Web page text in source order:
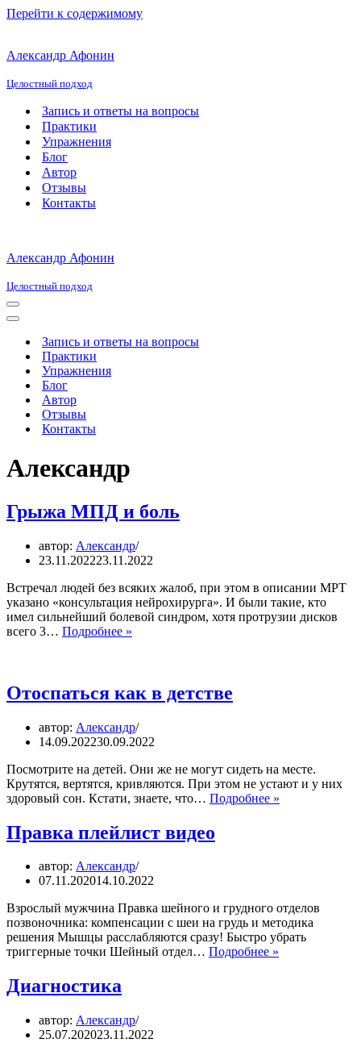
Перейти к содержимому
Александр Афонин
Целостный подход
Запись и ответы на вопросы
Практики
Упражнения
Блог
Автор
Отзывы
Контакты
Александр Афонин
Целостный подход
Меню
навигации
Меню
навигацииЗапись и ответы на вопросы
Практики
Упражнения
Блог
Автор
Отзывы
Контакты
Александр
Грыжа МПД и боль
автор: Александр
23.11.202223.11.2022
Встречал людей без всяких жалоб, при этом в описании МРТ
указано «консультация нейрохирурга». И были такие, кто
имел сильнейший болевой синдром, хотя протрузии дисков
всего 3… Подробнее »
Отоспаться как в детстве
автор: Александр
14.09.202230.09.2022
Посмотрите на детей. Они же не могут сидеть на месте.
Крутятся, вертятся, кривляются. При этом не устают и у них
здоровый сон. Кстати, знаете, что… Подробнее »
Правка плейлист видео
автор: Александр
07.11.202014.10.2022
Взрослый мужчина Правка шейного и грудного отделов
позвоночника: компенсации с шеи на грудь и методика
решения Мышцы расслабляются сразу! Быстро убрать
триггерные точки Шейный отдел… Подробнее »
Диагностика
автор: Александр
25.07.202023.11.2022